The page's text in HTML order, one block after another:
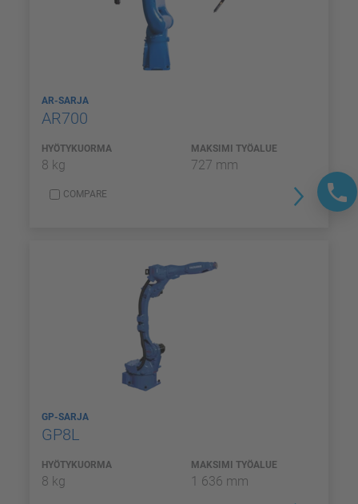
AR-SARJA
AR700
HYÖTYKUORMA
8 kg
MAKSIMI TYÖALUE
727 mm
COMPARE
GP-SARJA
GP8L
HYÖTYKUORMA
8 kg
MAKSIMI TYÖALUE
1 636 mm